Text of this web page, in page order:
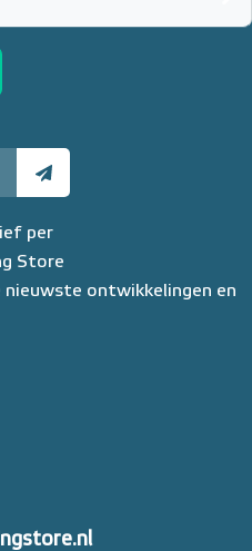
per
Store
ontwikkelingen en